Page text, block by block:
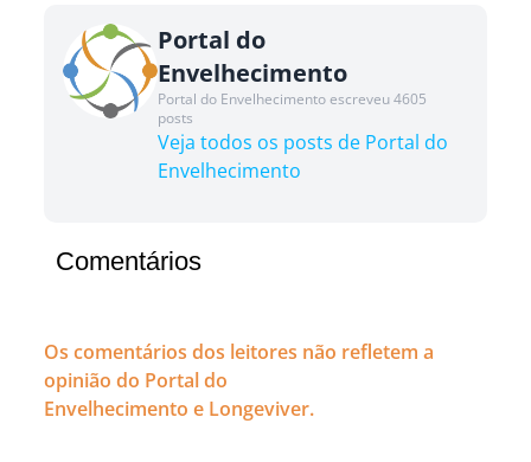
Portal do
Envelhecimento
Portal do Envelhecimento escreveu 4605
posts
Veja todos os posts de Portal do
Envelhecimento
Comentários
Os comentários dos leitores não refletem a
opinião do Portal do
Envelhecimento e Longeviver.